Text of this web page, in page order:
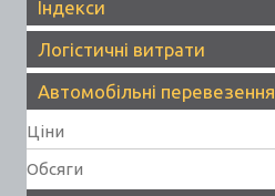
Індекси
Логістичні витрати
Автомобільні перевезення
Ціни
Обсяги